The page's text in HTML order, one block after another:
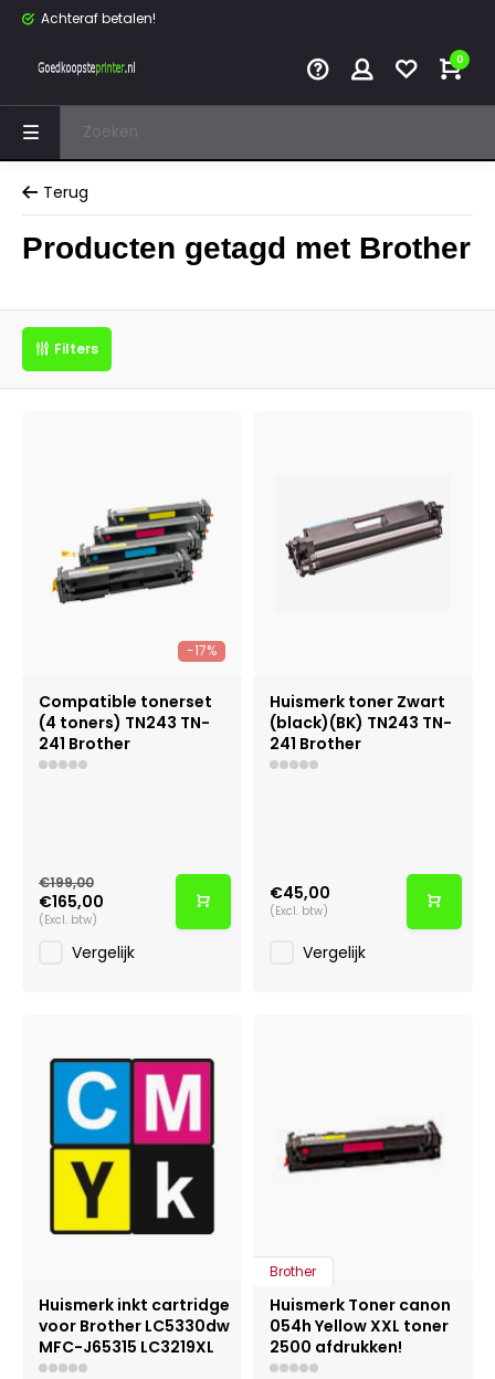
Achteraf betalen!
0
Terug
Producten getagd met Brother
Filters
-17%
Compatible tonerset
(4 toners) TN243 TN-
241 Brother
€199,00
€165,00
(Excl. btw)
Vergelijk
Huismerk toner Zwart
(black)(BK) TN243 TN-
241 Brother
€45,00
(Excl. btw)
Vergelijk
Huismerk inkt cartridge
voor Brother LC5330dw
MFC-J65315 LC3219XL
Brother
Huismerk Toner canon
054h Yellow XXL toner
2500 afdrukken!